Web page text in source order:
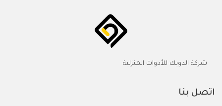
شركة الدويك للأدوات المنزلية
اتصل بنا